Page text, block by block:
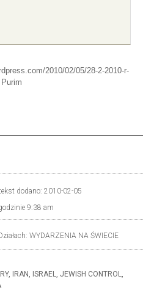
2010/02/05/28-2-2010-r-
dodano: 2010-02-05
9:38 am
WYDARZENIA NA ŚWIECIE
, IRAN , ISRAEL, JEWISH CONTROL,